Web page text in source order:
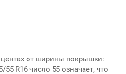
от ширины покрышки:
R16 число 55 означает, что